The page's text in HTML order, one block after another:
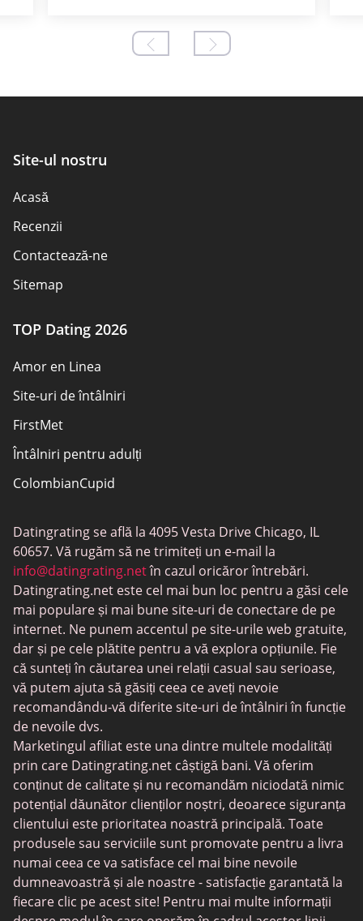
Site-ul nostru
Acasă
Recenzii
Contactează-ne
Sitemap
TOP Dating 2026
Amor en Linea
Site-uri de întâlniri
FirstMet
Întâlniri pentru adulți
ColombianCupid
MeetMindful
Întâlniri BDSM
BBPeopleMeet
Site-uri Sugar Daddy
JPeopleMeet
Întâlniri trans
Întâlniri pentru seniori
MyLOL
Întâlniri gay
Întâlniri lesbiene
Site-uri de întâlniri negre
SugarDaddyMeet
LatinAmericanCupid
Datingrating se află la 4095 Vesta Drive Chicago, IL
60657. Vă rugăm să ne trimiteți un e-mail la
info@datingrating.netîn cazul oricăror întrebări.
Datingrating.net este cel mai bun loc pentru a găsi cele
mai populare și mai bune site-uri de conectare de pe
internet. Ne punem accentul pe site-urile web gratuite,
dar și pe cele plătite pentru a vă explora opțiunile. Fie
că sunteți în căutarea unei relații casual sau serioase,
vă putem ajuta să găsiți ceea ce aveți nevoie
recomandându-vă diferite site-uri de întâlniri în funcție
de nevoile dvs.
Marketingul afiliat este una dintre multele modalități
prin care Datingrating.net câștigă bani. Vă oferim
conținut de calitate și nu recomandăm niciodată nimic
potențial dăunător clienților noștri, deoarece siguranța
clientului este prioritatea noastră principală. Toate
produsele sau serviciile sunt promovate pentru a livra
numai ceea ce va satisface cel mai bine nevoile
dumneavoastră și ale noastre - satisfacție garantată la
fiecare clic pe acest site! Pentru mai multe informații